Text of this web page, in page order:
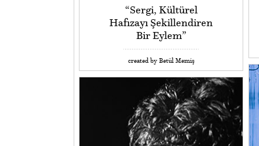
“Sergi, Kültürel
Hafızayı Şekillendiren
Bir Eylem”
created by Betül Memiş